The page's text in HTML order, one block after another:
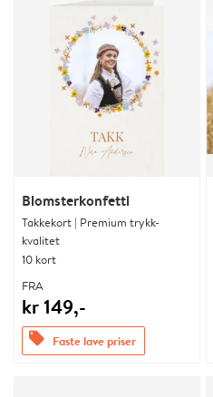
Blomsterkonfetti
Takkekort | Premium trykk-
kvalitet
10 kort
FRA
kr 149,-
offers Faste lave priser